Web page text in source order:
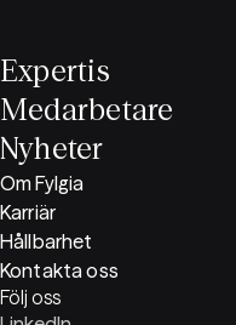
Expertis
Medarbetare
Nyheter
Följ oss
Om Fylgia
Karriär
Hållbarhet
Kontakta oss